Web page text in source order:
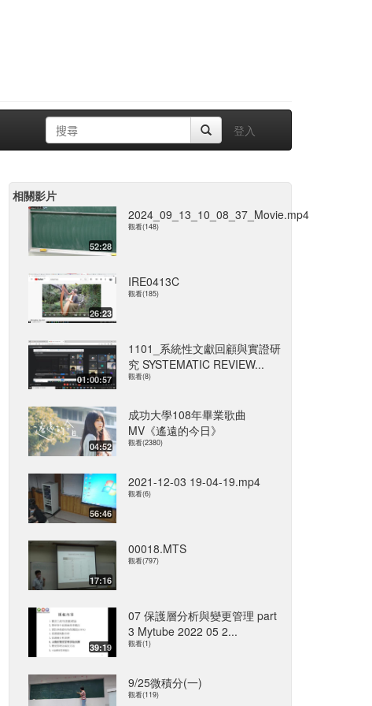
登入
相關影片
52:28
2024_09_13_10_08_37_Movie.mp4
觀看(148)
26:23
IRE0413C
觀看(185)
01:00:57
1101_系統性文獻回顧與實證研
究 SYSTEMATIC REVIEW...
觀看(8)
04:52
成功大學108年畢業歌曲
MV《遙遠的今日》
觀看(2380)
56:46
2021-12-03 19-04-19.mp4
觀看(6)
17:16
00018.MTS
觀看(797)
39:19
07 保護層分析與變更管理 part
3 Mytube 2022 05 2...
觀看(1)
9/25微積分(一)
觀看(119)